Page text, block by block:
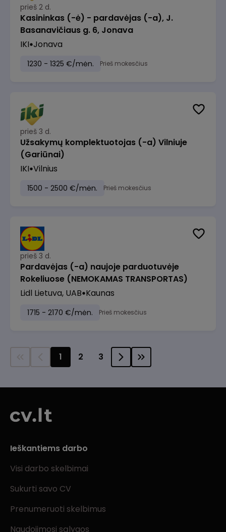
prieš 2 d.
Kasininkas (-ė) - pardavėjas (-a), J.
Basanavičiaus g. 6, Jonava
IKI Jonava
1230 - 1325 €/mėn. Prieš mokesčius
prieš 3 d.
Užsakymų komplektuotojas (-a) Vilniuje
(Gariūnai)
IKI Vilnius
1500 - 2500 €/mėn. Prieš mokesčius
prieš 3 d.
Pardavėjas (-a) naujoje parduotuvėje
Rokeliuose (NEMOKAMAS TRANSPORTAS)
Lidl Lietuva, UAB Kaunas
1715 - 2170 €/mėn. Prieš mokesčius
1 2 3
Ieškantiems darbo
Visi darbo skelbimai
Sukurti savo CV
Prenumeruoti skelbimus
Naudojimosi sąlygos